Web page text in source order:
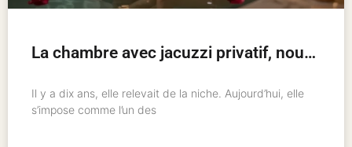
La chambre avec jacuzzi privatif, nouveau standard de l’hôtellerie romantique
Il y a dix ans, elle relevait de la niche. Aujourd’hui, elle
s’impose comme l’un des